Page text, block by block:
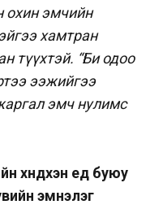
охин эмчийн
хамтран
түүхтэй. “Би одоо
ээжийгээ
эмч нулимс
хүндхэн үед буюу
эмнэлэг